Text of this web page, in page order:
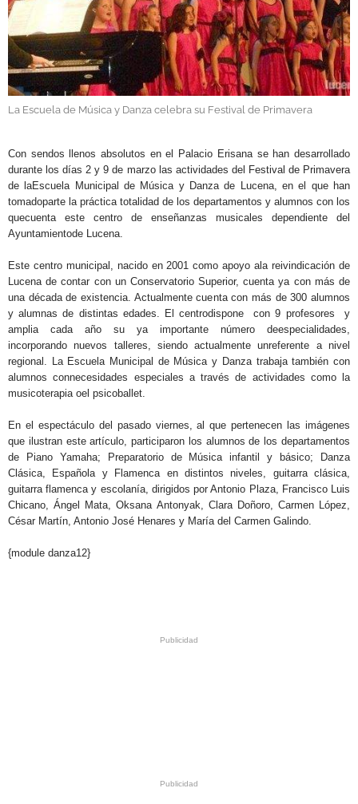
GALERÍAS
La Escuela de Música y Danza celebra su Festival de Primavera
Con sendos llenos absolutos en el Palacio Erisana se han desarrollado
durante los días 2 y 9 de marzo las actividades del Festival de Primavera
de laEscuela Municipal de Música y Danza de Lucena, en el que han
tomadoparte la práctica totalidad de los departamentos y alumnos con los
quecuenta este centro de enseñanzas musicales dependiente del
Ayuntamientode Lucena.
Este centro municipal, nacido en 2001 como apoyo ala reivindicación de
Lucena de contar con un Conservatorio Superior, cuenta ya con más de
una década de existencia. Actualmente cuenta con más de 300 alumnos
y alumnas de distintas edades. El centrodispone con 9 profesores y
amplia cada año su ya importante número deespecialidades,
incorporando nuevos talleres, siendo actualmente unreferente a nivel
regional. La Escuela Municipal de Música y Danza trabaja también con
alumnos connecesidades especiales a través de actividades como la
musicoterapia oel psicoballet.
En el espectáculo del pasado viernes, al que pertenecen las imágenes
que ilustran este artículo, participaron los alumnos de los departamentos
de Piano Yamaha; Preparatorio de Música infantil y básico; Danza
Clásica, Española y Flamenca en distintos niveles, guitarra clásica,
guitarra flamenca y escolanía, dirigidos por Antonio Plaza, Francisco Luis
Chicano, Ángel Mata, Oksana Antonyak, Clara Doñoro, Carmen López,
César Martín, Antonio José Henares y María del Carmen Galindo.
{module danza12}